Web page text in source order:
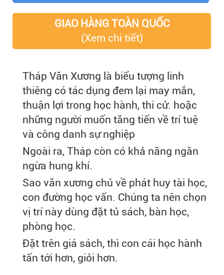
GIAO HÀNG TOÀN QUỐC
(Xem chi tiết)
Tháp Văn Xương là biểu tượng linh
thiêng có tác dụng đem lại may mắn,
thuận lợi trong học hành, thi cử. hoặc
những người muốn tăng tiến về trí tuệ
và công danh sự nghiệp
Ngoài ra, Tháp còn có khả năng ngăn
ngừa hung khí.
Sao văn xương chủ về phát huy tài học,
con đường học vấn. Chúng ta nên chọn
vị trí này dùng đặt tủ sách, bàn học,
phòng học.
Đặt trên giá sách, thì con cái học hành
tấn tới hơn, giỏi hơn.